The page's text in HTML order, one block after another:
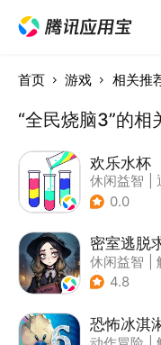
首页 游戏 相关推
“全民烧脑3”的
欢乐水杯
休闲益智
0.0
休闲益智
| 密室逃脱
4.8
恐怖冰淇